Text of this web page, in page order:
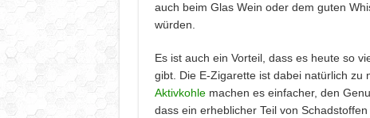
auch beim Glas Wein oder dem guten
würden.
Es ist auch ein Vorteil, dass es heute so
gibt. Die E-Zigarette ist dabei natürlich zu
Aktivkohlemachen es einfacher, den
dass ein erheblicher Teil von